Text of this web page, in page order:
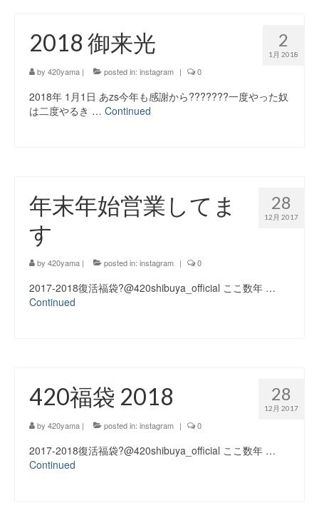
2
1月 2018
2018 御来光
by 420yama | posted in: instagram | 0
2018年 1月1日 あzs今年も感謝から???????一度やった奴
は二度やるき … Continued
28
12月 2017
年末年始営業してま
す
by 420yama | posted in: instagram | 0
2017-2018復活️福袋?@420shibuya_official ここ数年 …
Continued
28
12月 2017
420福袋 2018
by 420yama | posted in: instagram | 0
2017-2018復活️福袋?@420shibuya_official ここ数年 …
Continued